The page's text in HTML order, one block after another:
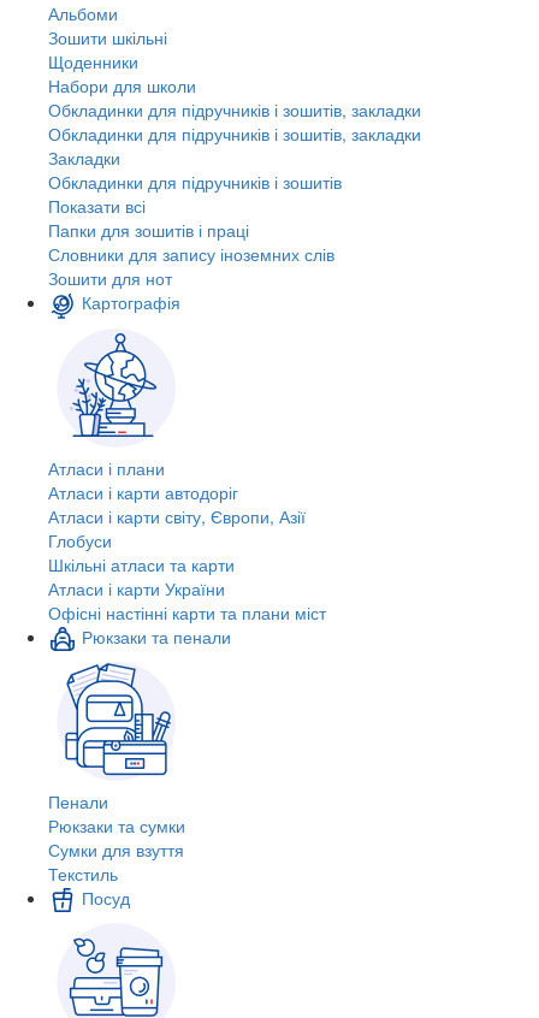
Альбоми
Зошити шкільні
Щоденники
Набори для школи
Обкладинки для підручників і зошитів, закладки
Обкладинки для підручників і зошитів, закладки
Закладки
Обкладинки для підручників і зошитів
Показати всі
Папки для зошитів і праці
Словники для запису іноземних слів
Зошити для нот
Картографія
Атласи і плани
Атласи і карти автодоріг
Атласи і карти світу, Європи, Азії
Глобуси
Шкільні атласи та карти
Атласи і карти України
Офісні настінні карти та плани міст
Рюкзаки та пенали
Пенали
Рюкзаки та сумки
Сумки для взуття
Текстиль
Посуд